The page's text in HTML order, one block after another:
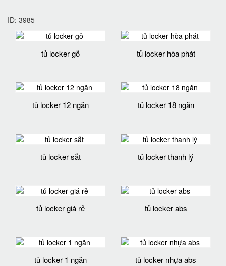
ID: 3985
tủ locker gỗ tủ locker hòa phát
tủ locker 12 ngăn tủ locker 18 ngăn
tủ locker sắt tủ locker thanh lý
tủ locker giá rẻ tủ locker abs
tủ locker 1 ngăn tủ locker nhựa abs